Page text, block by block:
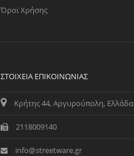
Όροι Χρήσης
ΣΤΟΙΧΕΊΑ ΕΠΙΚΟΙΝΩΝΊΑΣ
Κρήτης 44, Αργυρούπολη, Ελλάδα
2118009140
info@streetware.gr